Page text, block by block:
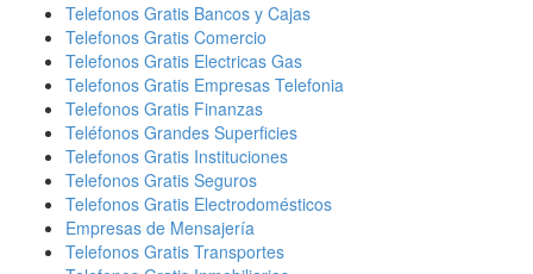
Telefonos Gratis Bancos y Cajas
Telefonos Gratis Comercio
Telefonos Gratis Electricas Gas
Telefonos Gratis Empresas Telefonia
Telefonos Gratis Finanzas
Teléfonos Grandes Superficies
Telefonos Gratis Instituciones
Telefonos Gratis Seguros
Telefonos Gratis Electrodomésticos
Empresas de Mensajería
Telefonos Gratis Transportes